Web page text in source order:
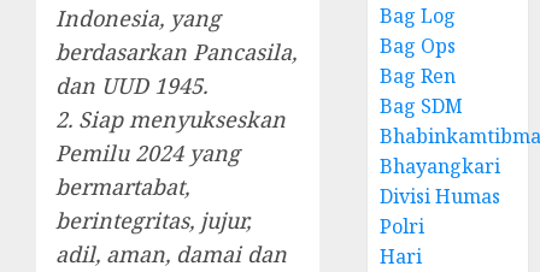
Indonesia, yang
berdasarkan Pancasila,
dan UUD 1945.
2. Siap menyukseskan
Pemilu 2024 yang
bermartabat,
berintegritas, jujur,
adil, aman, damai dan
Bag Log
Bag Ops
Bag Ren
Bag SDM
Bhayangkari
Divisi Humas
Polri
Hari